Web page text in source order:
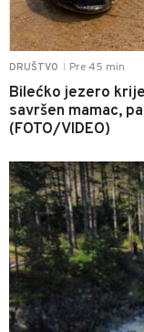
DRUŠTVO Pre 45 min
Bilećko jezero
savršen mamac,
(FOTO/VIDEO)